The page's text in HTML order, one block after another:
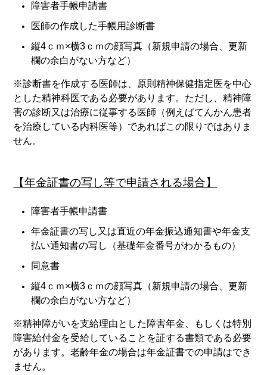
障害者手帳申請書
医師の作成した手帳用診断書
縦4ｃｍ×横3ｃｍの顔写真（新規申請の場合、更新
欄の余白がない方など）
※診断書を作成する医師は、原則精神保健指定医を中心
とした精神科医である必要があります。ただし、精神障
害の診断又は治療に従事する医師（例えばてんかん患者
を治療している内科医等）であればこの限りではありま
せん。
【年金証書の写し等で申請される場合】
障害者手帳申請書
年金証書の写し又は直近の年金振込通知書や年金支
払い通知書の写し（基礎年金番号がわかるもの）
同意書
縦4ｃｍ×横3ｃｍの顔写真（新規申請の場合、更新
欄の余白がない方など）
※精神障がいを支給理由とした障害年金、もしくは特別
障害給付金を受給していることを証する書類である必要
があります。老齢年金の場合は年金証書での申請はでき
ません。